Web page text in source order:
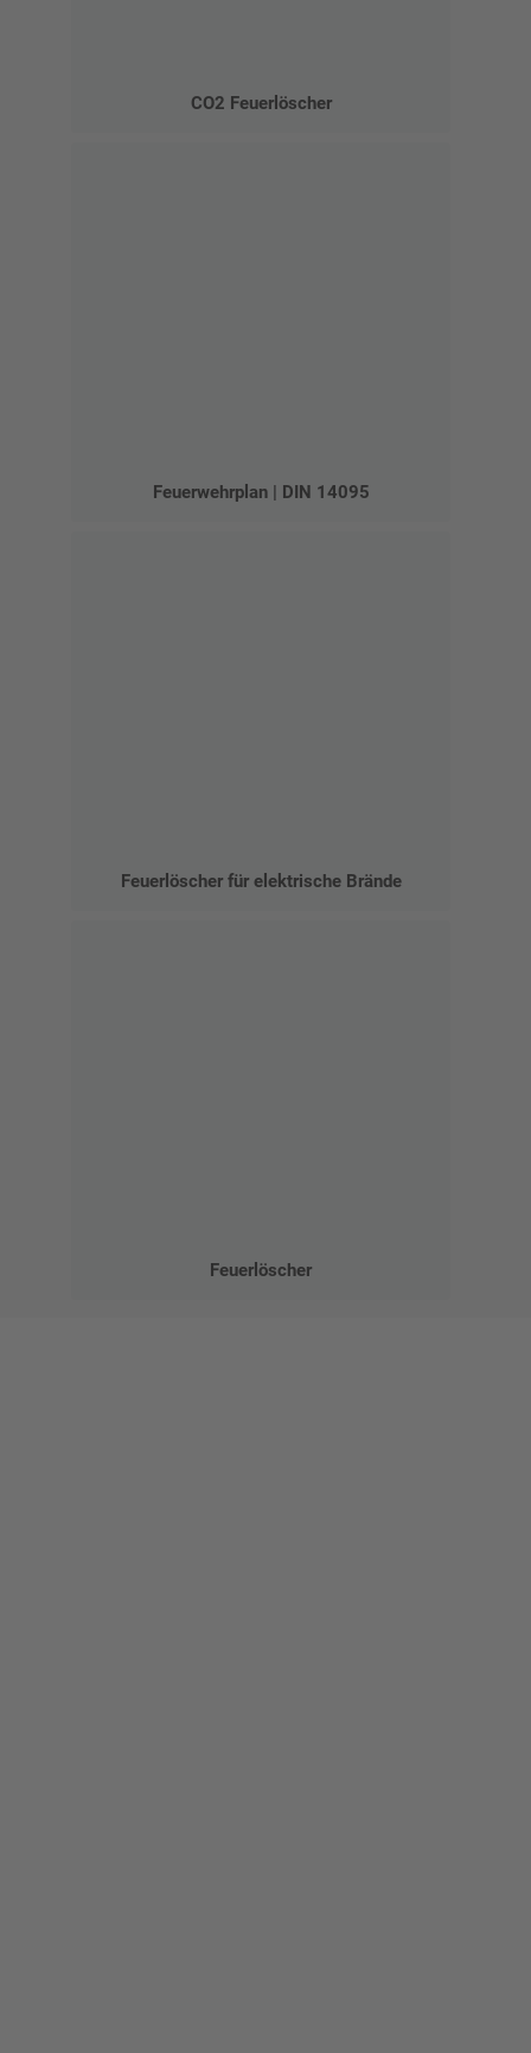
CO2 Feuerlöscher
Feuerwehrplan | DIN 14095
Feuerlöscher für elektrische Brände
Feuerlöscher